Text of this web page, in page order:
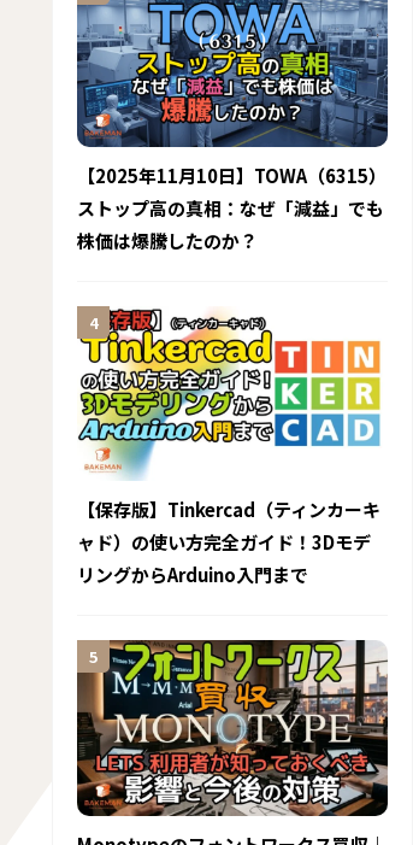
【2025年11月10日】TOWA（6315）
ストップ高の真相：なぜ「減益」でも
株価は爆騰したのか？
【保存版】Tinkercad（ティンカーキ
ャド）の使い方完全ガイド！3Dモデ
リングからArduino入門まで